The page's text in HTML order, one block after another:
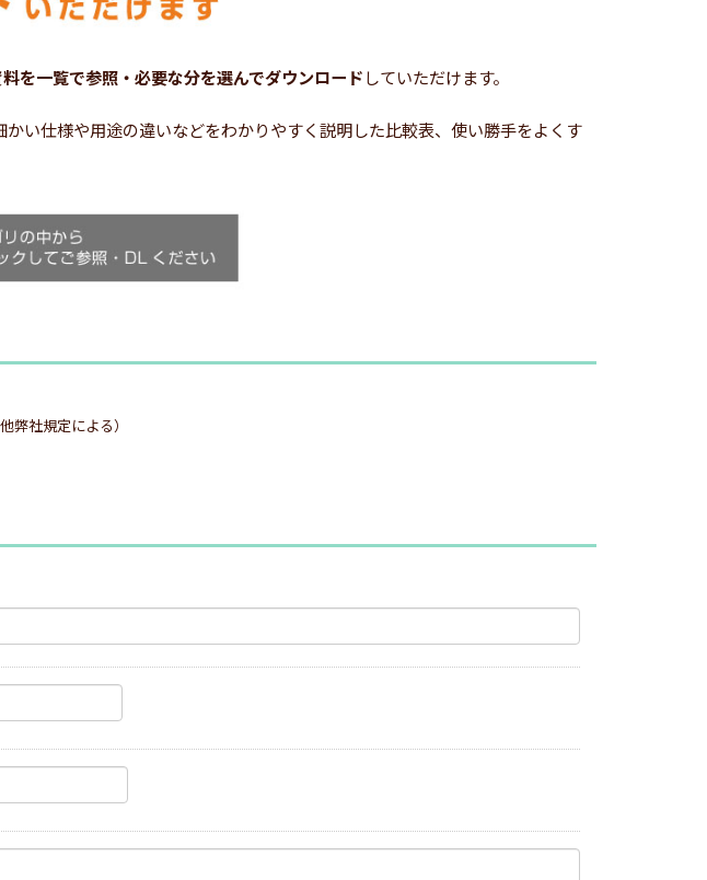
を一覧で参照・必要な分を選んでダウンロードしていただけます。
い仕様や用途の違いなどをわかりやすく説明した比較表、使い勝手をよくす
弊社規定による）